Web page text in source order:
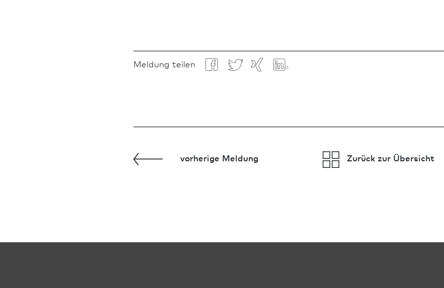
Meldung teilen
vorherige Meldung Zurück zur Übersicht